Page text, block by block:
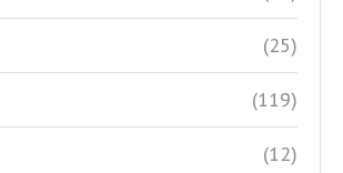
(25)
(119)
(12)